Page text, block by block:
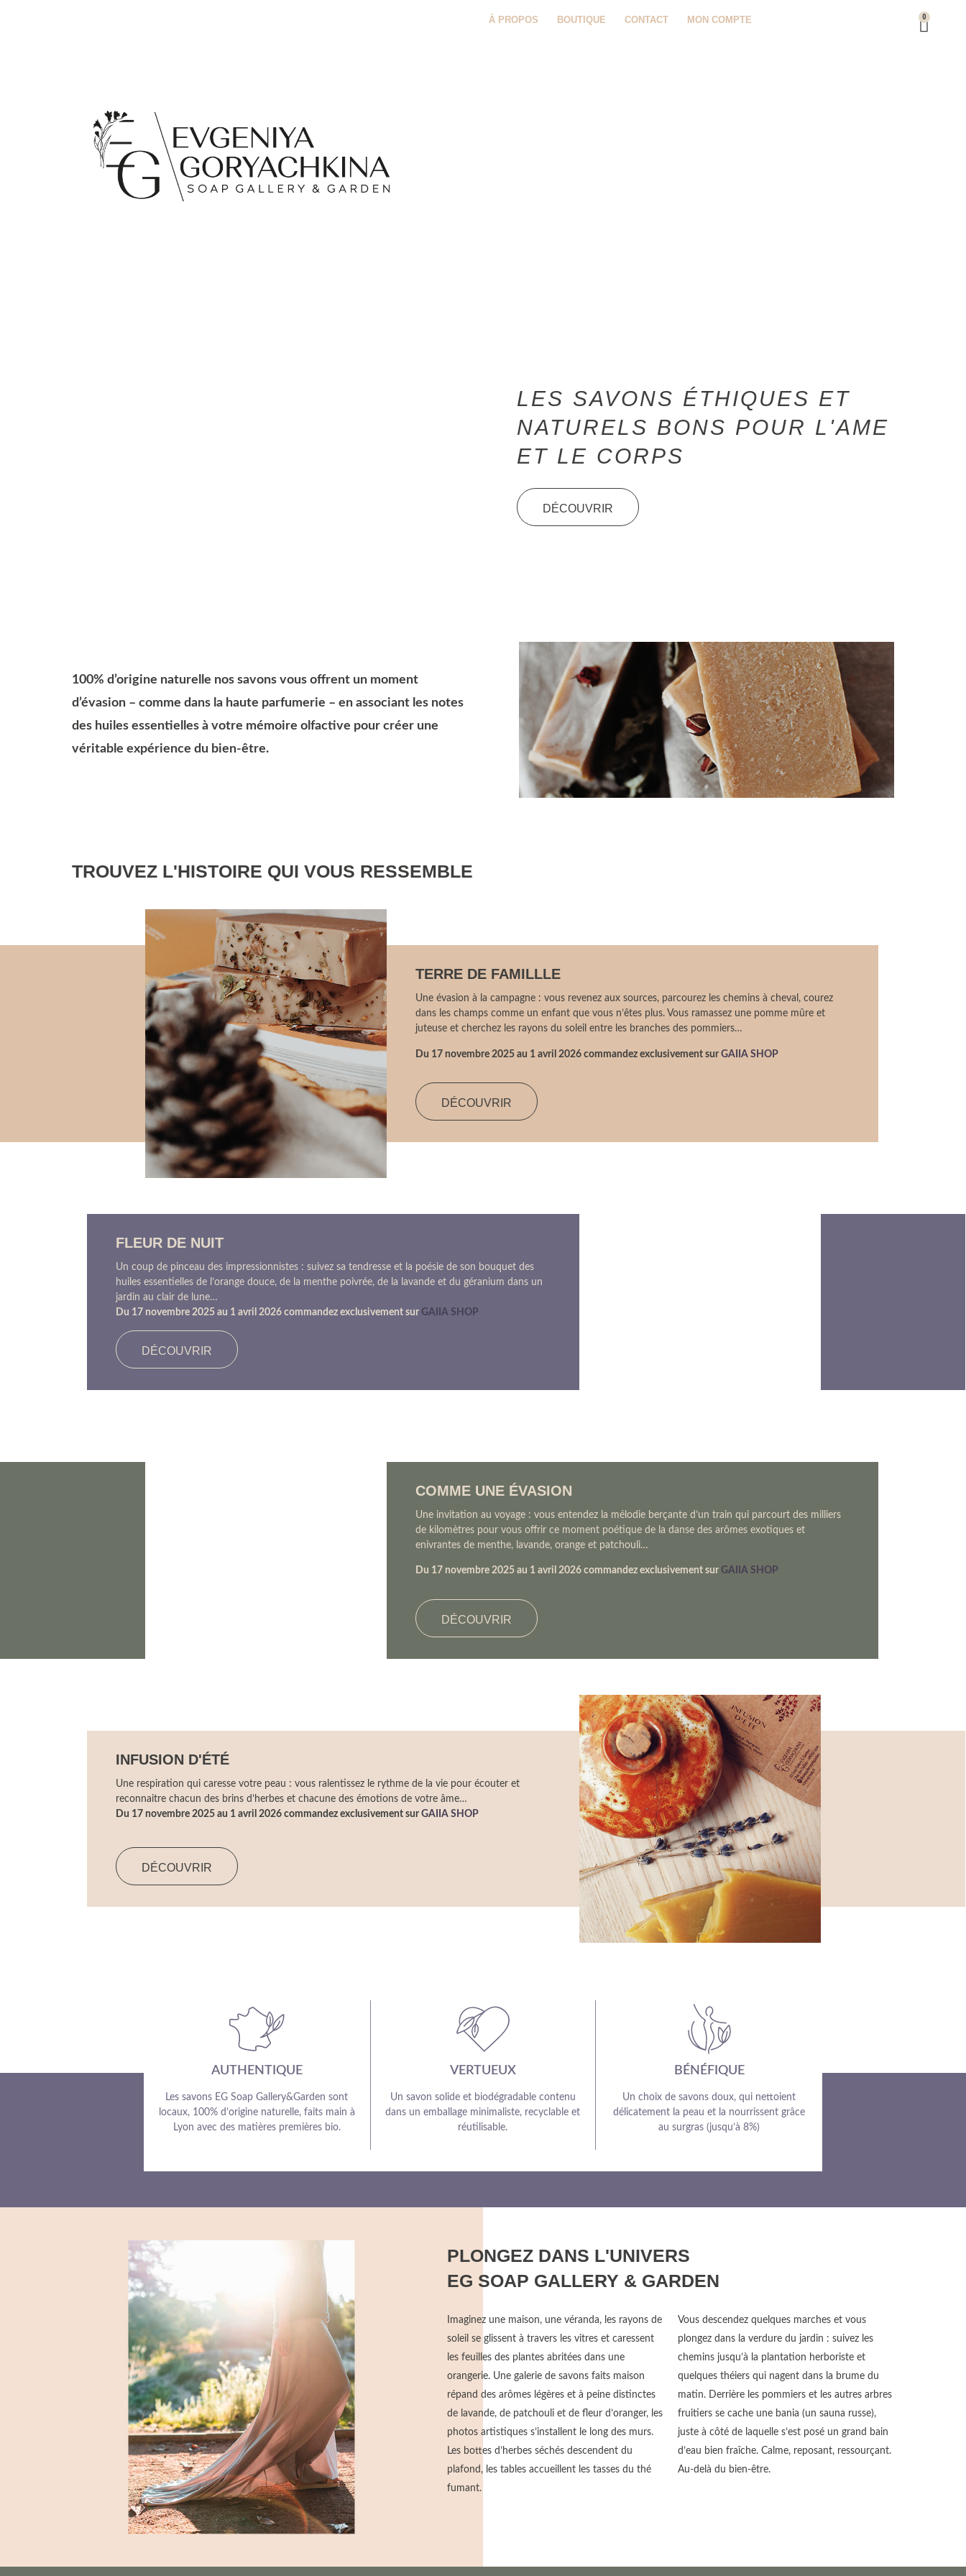
À PROPOS BOUTIQUE CONTACT MON COMPTE 0
LES SAVONS ÉTHIQUES ET
NATURELS BONS POUR L'AME
ET LE CORPS
DÉCOUVRIR
100% d’origine naturelle nos savons vous offrent un moment
d’évasion – comme dans la haute parfumerie – en associant les notes
des huiles essentielles à votre mémoire olfactive pour créer une
véritable expérience du bien-être.
TROUVEZ L'HISTOIRE QUI VOUS RESSEMBLE
TERRE DE FAMILLLE
Une évasion à la campagne : vous revenez aux sources, parcourez les chemins à cheval, courez
dans les champs comme un enfant que vous n’êtes plus. Vous ramassez une pomme mûre et
juteuse et cherchez les rayons du soleil entre les branches des pommiers…
Du 17 novembre 2025 au 1 avril 2026 commandez exclusivement sur GAIIA SHOP
DÉCOUVRIR
FLEUR DE NUIT
Un coup de pinceau des impressionnistes : suivez sa tendresse et la poésie de son bouquet des
huiles essentielles de l’orange douce, de la menthe poivrée, de la lavande et du géranium dans un
jardin au clair de lune…
Du 17 novembre 2025 au 1 avril 2026 commandez exclusivement sur GAIIA SHOP
DÉCOUVRIR
COMME UNE ÉVASION
Une invitation au voyage : vous entendez la mélodie berçante d’un train qui parcourt des milliers
de kilomètres pour vous offrir ce moment poétique de la danse des arômes exotiques et
enivrantes de menthe, lavande, orange et patchouli…
Du 17 novembre 2025 au 1 avril 2026 commandez exclusivement sur GAIIA SHOP
DÉCOUVRIR
INFUSION D'ÉTÉ
Une respiration qui caresse votre peau : vous ralentissez le rythme de la vie pour écouter et
reconnaitre chacun des brins d’herbes et chacune des émotions de votre âme…
Du 17 novembre 2025 au 1 avril 2026 commandez exclusivement sur GAIIA SHOP
DÉCOUVRIR
AUTHENTIQUE
Les savons EG Soap Gallery&Garden sont
locaux, 100% d’origine naturelle, faits main à
Lyon avec des matières premières bio.
VERTUEUX
Un savon solide et biodégradable contenu
dans un emballage minimaliste, recyclable et
réutilisable.
BÉNÉFIQUE
Un choix de savons doux, qui nettoient
délicatement la peau et la nourrissent grâce
au surgras (jusqu’à 8%)
PLONGEZ DANS L'UNIVERS
EG SOAP GALLERY & GARDEN
Imaginez une maison, une véranda, les rayons de
soleil se glissent à travers les vitres et caressent
les feuilles des plantes abritées dans une
orangerie. Une galerie de savons faits maison
répand des arômes légères et à peine distinctes
de lavande, de patchouli et de fleur d’oranger, les
photos artistiques s’installent le long des murs.
Les bottes d’herbes séchés descendent du
plafond, les tables accueillent les tasses du thé
fumant.
Vous descendez quelques marches et vous
plongez dans la verdure du jardin : suivez les
chemins jusqu’à la plantation herboriste et
quelques théiers qui nagent dans la brume du
matin. Derrière les pommiers et les autres arbres
fruitiers se cache une bania (un sauna russe),
juste à côté de laquelle s’est posé un grand bain
d’eau bien fraîche. Calme, reposant, ressourçant.
Au-delà du bien-être.